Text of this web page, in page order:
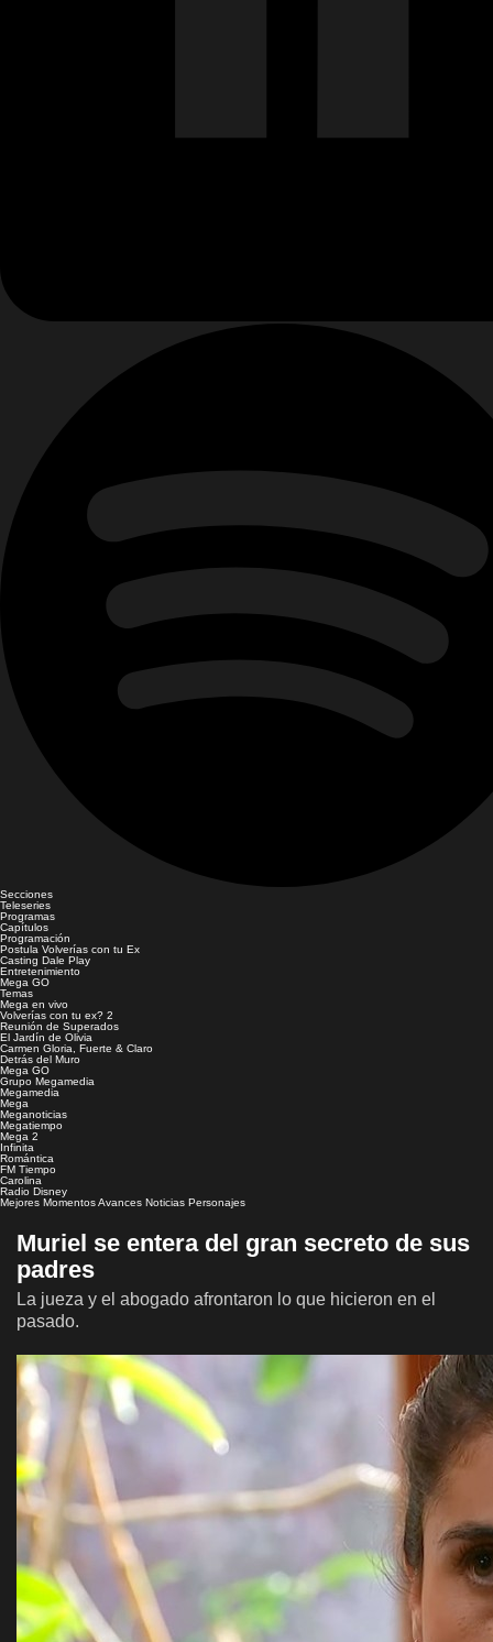
Secciones
Teleseries
Programas
Capítulos
Programación
Postula Volverías con tu Ex
Casting Dale Play
Entretenimiento
Mega GO
Temas
Mega en vivo
Volverías con tu ex? 2
Reunión de Superados
El Jardín de Olivia
Carmen Gloria, Fuerte & Claro
Detrás del Muro
Mega GO
Grupo Megamedia
Megamedia
Mega
Meganoticias
Megatiempo
Mega 2
Infinita
Romántica
FM Tiempo
Carolina
Radio Disney
Mejores MomentosAvances Noticias Personajes
Muriel se entera del gran secreto de sus
padres
La jueza y el abogado afrontaron lo que hicieron en el
pasado.